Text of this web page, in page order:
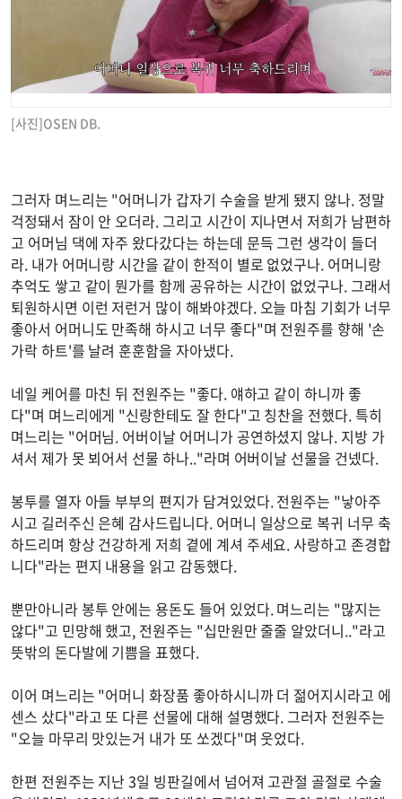
[사진]OSEN DB.
그러자 며느리는 "어머니가 갑자기 수술을 받게 됐지 않나. 정말
걱정돼서 잠이 안 오더라. 그리고 시간이 지나면서 저희가 남편하
고 어머님 댁에 자주 왔다갔다는 하는데 문득 그런 생각이 들더
라. 내가 어머니랑 시간을 같이 한적이 별로 없었구나. 어머니랑
추억도 쌓고 같이 뭔가를 함께 공유하는 시간이 없었구나. 그래서
퇴원하시면 이런 저런거 많이 해봐야겠다. 오늘 마침 기회가 너무
좋아서 어머니도 만족해 하시고 너무 좋다"며 전원주를 향해 '손
가락 하트'를 날려 훈훈함을 자아냈다.
네일 케어를 마친 뒤 전원주는 "좋다. 얘하고 같이 하니까 좋
다"며 며느리에게 "신랑한테도 잘 한다"고 칭찬을 전했다. 특히
며느리는 "어머님. 어버이날 어머니가 공연하셨지 않나. 지방 가
셔서 제가 못 뵈어서 선물 하나.."라며 어버이날 선물을 건넸다.
봉투를 열자 아들 부부의 편지가 담겨있었다. 전원주는 "낳아주
시고 길러주신 은혜 감사드립니다. 어머니 일상으로 복귀 너무 축
하드리며 항상 건강하게 저희 곁에 계셔 주세요. 사랑하고 존경합
니다"라는 편지 내용을 읽고 감동했다.
뿐만아니라 봉투 안에는 용돈도 들어 있었다. 며느리는 "많지는
않다"고 민망해 했고, 전원주는 "십만원만 줄줄 알았더니.."라고
뜻밖의 돈다발에 기쁨을 표했다.
이어 며느리는 "어머니 화장품 좋아하시니까 더 젊어지시라고 에
센스 샀다"라고 또 다른 선물에 대해 설명했다. 그러자 전원주는
"오늘 마무리 맛있는거 내가 또 쏘겠다"며 웃었다.
한편 전원주는 지난 3일 빙판길에서 넘어져 고관절 골절로 수술